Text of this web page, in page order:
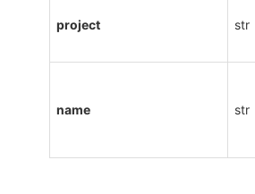
project str
name str